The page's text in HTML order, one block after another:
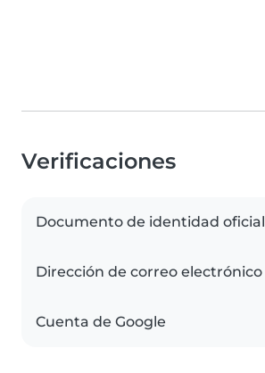
Verificaciones
Documento de identidad oficial
Dirección de correo electrónico
Cuenta de Google